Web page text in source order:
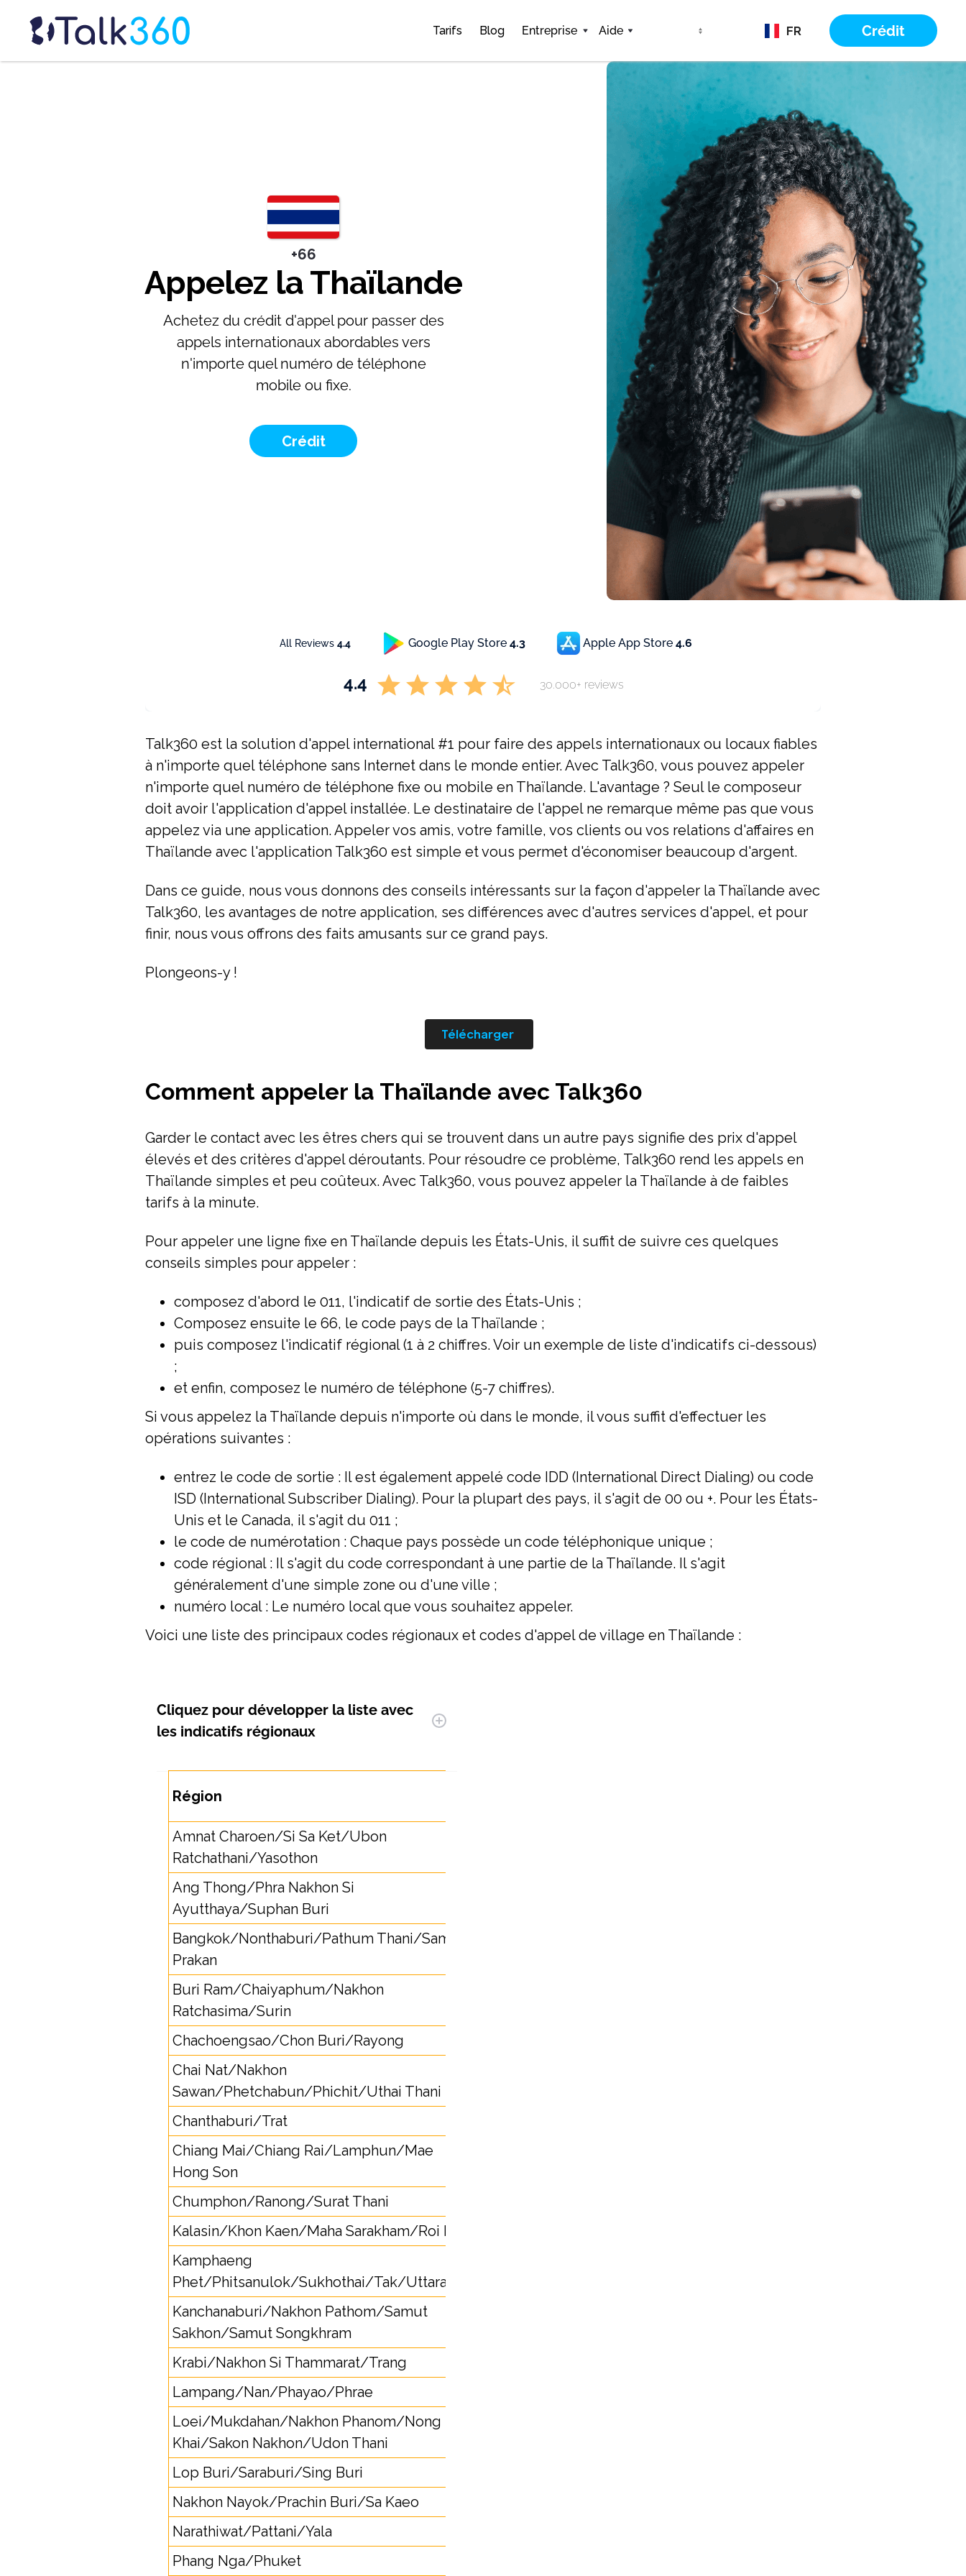
Tarifs Blog Entreprise Aide FR Crédit
+66
Appelez la Thaïlande
Achetez du crédit d'appel pour passer des
appels internationaux abordables vers
n'importe quel numéro de téléphone
mobile ou fixe.
Crédit
All Reviews 4.4 Google Play Store 4.3 Apple App Store 4.6
4.4 30.000+ reviews
Talk360 est la solution d'appel international #1 pour faire des appels internationaux ou locaux fiables
à n'importe quel téléphone sans Internet dans le monde entier. Avec Talk360, vous pouvez appeler
n'importe quel numéro de téléphone fixe ou mobile en Thaïlande. L'avantage ? Seul le composeur
doit avoir l'application d'appel installée. Le destinataire de l'appel ne remarque même pas que vous
appelez via une application. Appeler vos amis, votre famille, vos clients ou vos relations d'affaires en
Thaïlande avec l'application Talk360 est simple et vous permet d'économiser beaucoup d'argent.
Dans ce guide, nous vous donnons des conseils intéressants sur la façon d'appeler la Thaïlande avec
Talk360, les avantages de notre application, ses différences avec d'autres services d'appel, et pour
finir, nous vous offrons des faits amusants sur ce grand pays.
Plongeons-y !
Télécharger
Comment appeler la Thaïlande avec Talk360
Garder le contact avec les êtres chers qui se trouvent dans un autre pays signifie des prix d'appel
élevés et des critères d'appel déroutants. Pour résoudre ce problème, Talk360 rend les appels en
Thaïlande simples et peu coûteux. Avec Talk360, vous pouvez appeler la Thaïlande à de faibles
tarifs à la minute.
Pour appeler une ligne fixe en Thaïlande depuis les États-Unis, il suffit de suivre ces quelques
conseils simples pour appeler :
composez d'abord le 011, l'indicatif de sortie des États-Unis ;
Composez ensuite le 66, le code pays de la Thaïlande ;
puis composez l'indicatif régional (1 à 2 chiffres. Voir un exemple de liste d'indicatifs ci-dessous)
;
et enfin, composez le numéro de téléphone (5-7 chiffres).
Si vous appelez la Thaïlande depuis n'importe où dans le monde, il vous suffit d'effectuer les
opérations suivantes :
entrez le code de sortie : Il est également appelé code IDD (International Direct Dialing) ou code
ISD (International Subscriber Dialing). Pour la plupart des pays, il s'agit de 00 ou +. Pour les États-
Unis et le Canada, il s'agit du 011 ;
le code de numérotation : Chaque pays possède un code téléphonique unique ;
code régional : Il s'agit du code correspondant à une partie de la Thaïlande. Il s'agit
généralement d'une simple zone ou d'une ville ;
numéro local : Le numéro local que vous souhaitez appeler.
Voici une liste des principaux codes régionaux et codes d'appel de village en Thaïlande :
Cliquez pour développer la liste avec
les indicatifs régionaux
Région
Amnat Charoen/Si Sa Ket/Ubon
Ratchathani/Yasothon
Ang Thong/Phra Nakhon Si
Ayutthaya/Suphan Buri
Bangkok/Nonthaburi/Pathum Thani/Samut
Prakan
Buri Ram/Chaiyaphum/Nakhon
Ratchasima/Surin
Chachoengsao/Chon Buri/Rayong
Chai Nat/Nakhon
Sawan/Phetchabun/Phichit/Uthai Thani
Chanthaburi/Trat
Chiang Mai/Chiang Rai/Lamphun/Mae
Hong Son
Chumphon/Ranong/Surat Thani
Kalasin/Khon Kaen/Maha Sarakham/Roi Et
Kamphaeng
Phet/Phitsanulok/Sukhothai/Tak/Uttaradit
Kanchanaburi/Nakhon Pathom/Samut
Sakhon/Samut Songkhram
Krabi/Nakhon Si Thammarat/Trang
Lampang/Nan/Phayao/Phrae
Loei/Mukdahan/Nakhon Phanom/Nong
Khai/Sakon Nakhon/Udon Thani
Lop Buri/Saraburi/Sing Buri
Nakhon Nayok/Prachin Buri/Sa Kaeo
Narathiwat/Pattani/Yala
Phang Nga/Phuket